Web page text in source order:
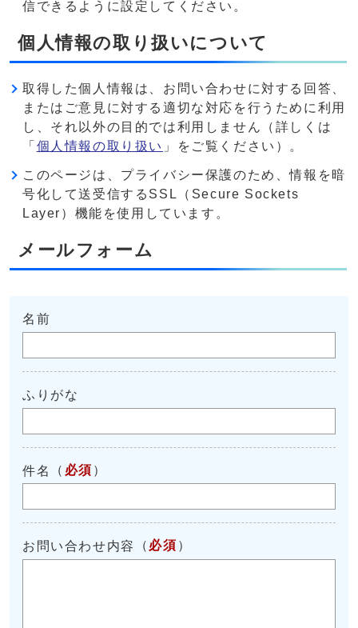
信できるように設定してください。
個人情報の取り扱いについて
取得した個人情報は、お問い合わせに対する回答、
またはご意見に対する適切な対応を行うために利用
し、それ以外の目的では利用しません（詳しくは
「 個人情報の取り扱い 」をご覧ください）。
このページは、プライバシー保護のため、情報を暗
号化して送受信するSSL（Secure Sockets
Layer）機能を使用しています。
メールフォーム
名前
ふりがな
件名 （ 必須 ）
お問い合わせ内容 （ 必須 ）